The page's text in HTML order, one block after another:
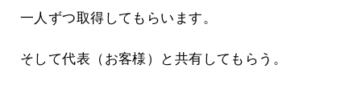
一人ずつ取得してもらいます。
そして代表（お客様）と共有してもらう。